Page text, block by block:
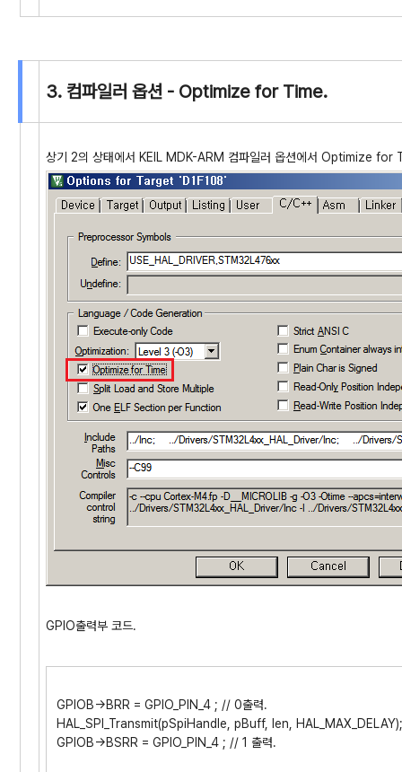
3. 컴파일러 옵션 - Optimize for Time.
상기 2의 상태에서 KEIL MDK-ARM 컴파일러 옵션에서 Optimize for
GPIO출력부 코드.
GPIOB->BRR = GPIO_PIN_4 ; // 0출력.
HAL_SPI_Transmit(pSpiHandle, pBuff, len, HAL_MAX_DELAY);
GPIOB->BSRR = GPIO_PIN_4 ; // 1 출력.